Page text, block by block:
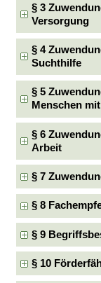
§ 3
Versorgung
§ 4
Suchthilfe
§ 5
Menschen
§ 6
Arbeit
§ 7
§ 8
§ 9
§ 10